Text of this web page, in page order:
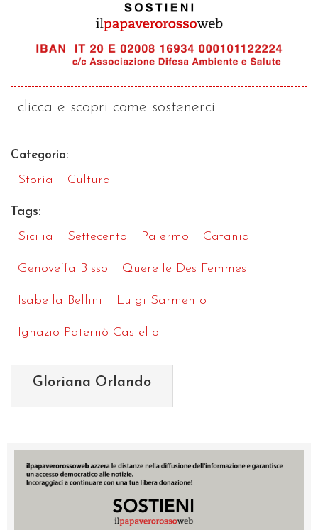
clicca e scopri come sostenerci
Categoria:
Storia Cultura
Tags:
Sicilia
Settecento Palermo Catania
Genoveffa Bisso Querelle Des Femmes
Isabella Bellini Luigi Sarmento
Ignazio Paternò Castello
Gloriana Orlando